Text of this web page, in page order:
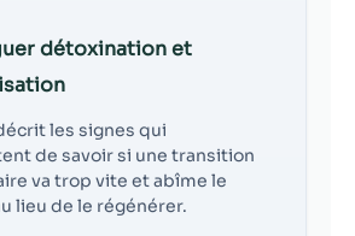
détoxination et
les signes qui
de savoir si une transition
va trop vite et abîme le
lieu de le régénérer.